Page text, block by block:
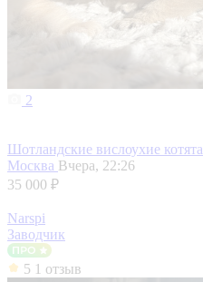
2
Шотландские вислоухие котята
Москва Вчера, 22:26
35 000 ₽
Narspi
Заводчик
5 1 отзыв